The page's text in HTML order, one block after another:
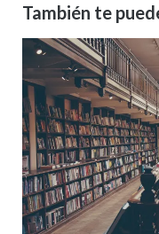
También te